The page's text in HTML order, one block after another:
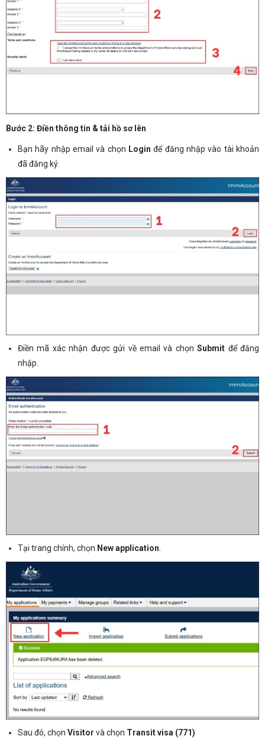
Bước 2: Điền thông tin & tải hồ sơ lên
Bạn hãy nhập email và chọn Login để đăng nhập vào tài khoản
đã đăng ký.
Điền mã xác nhận được gửi về email và chọnSubmit để đăng
nhập.
Tại trang chính, chọn New application
Sau đó, chọn Visitor và chọn Transit visa (771)